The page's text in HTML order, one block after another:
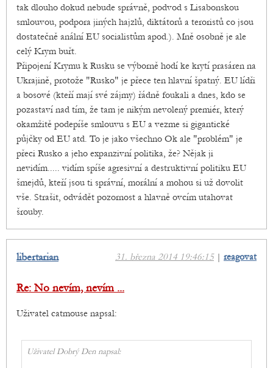
tak dlouho dokud nebude správně, podvod s Lisabonskou
smlouvou, podpora jiných hajzlů, diktátorů a teroristů co jsou
dostatečně anální EU socialistům apod.). Mně osobně je ale
celý Krym buřt.
Připojení Krymu k Rusku se výborně hodí ke krytí prasáren na
Ukrajině, protože "Rusko" je přece ten hlavní špatný. EU lídři
a bosové (kteří mají své zájmy) řádně foukali a dnes, kdo se
pozastaví nad tím, že tam je nikým nevolený premiér, který
okamžitě podepíše smlouvu s EU a vezme si gigantické
půjčky od EU atd. To je jako všechno Ok ale "problém" je
přeci Rusko a jeho expanzivní politika, že? Nějak ji
nevidím..... vidím spíše agresivní a destruktivní politiku EU
šmejdů, kteří jsou ti správní, morální a mohou si už dovolit
vše. Strašit, odvádět pozornost a hlavně ovcím utahovat
šrouby.
31. března 2014 19:46:15| reagovat
libertarian
Re: No nevím, nevím ...
Uživatel catmouse napsal:
Uživatel Dobrý Den napsal: